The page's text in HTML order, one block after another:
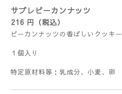
サブレピーカンナッツ
216 円（税込）
ピーカンナッツの香ばしいクッキー
１個入り
特定原材料等：乳成分、小麦、卵